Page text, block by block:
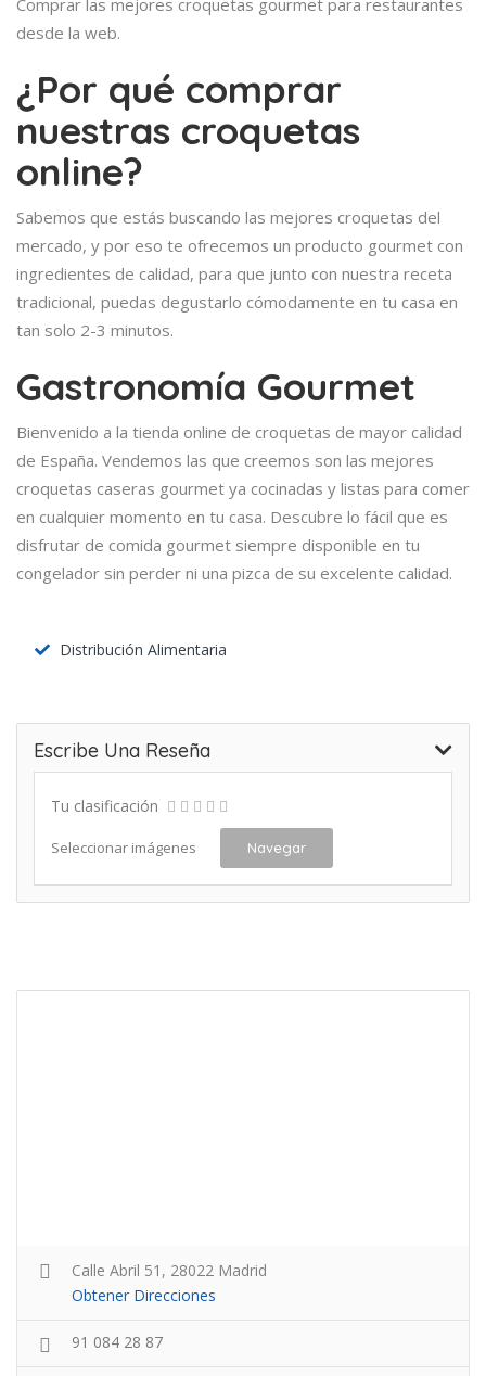
desde la web.
¿Por qué comprar
nuestras croquetas
online?
Sabemos que estás buscando las mejores croquetas del
mercado, y por eso te ofrecemos un producto gourmet con
ingredientes de calidad, para que junto con nuestra receta
tradicional, puedas degustarlo cómodamente en tu casa en
tan solo 2-3 minutos.
Gastronomía Gourmet
Bienvenido a la tienda online de croquetas de mayor calidad
de España. Vendemos las que creemos son las mejores
croquetas caseras gourmet ya cocinadas y listas para comer
en cualquier momento en tu casa. Descubre lo fácil que es
disfrutar de comida gourmet siempre disponible en tu
congelador sin perder ni una pizca de su excelente calidad.
Distribución Alimentaria
Escribe Una Reseña
Tu clasificación
Seleccionar imágenes Navegar
Calle Abril 51, 28022 Madrid
Obtener Direcciones
91 084 28 87